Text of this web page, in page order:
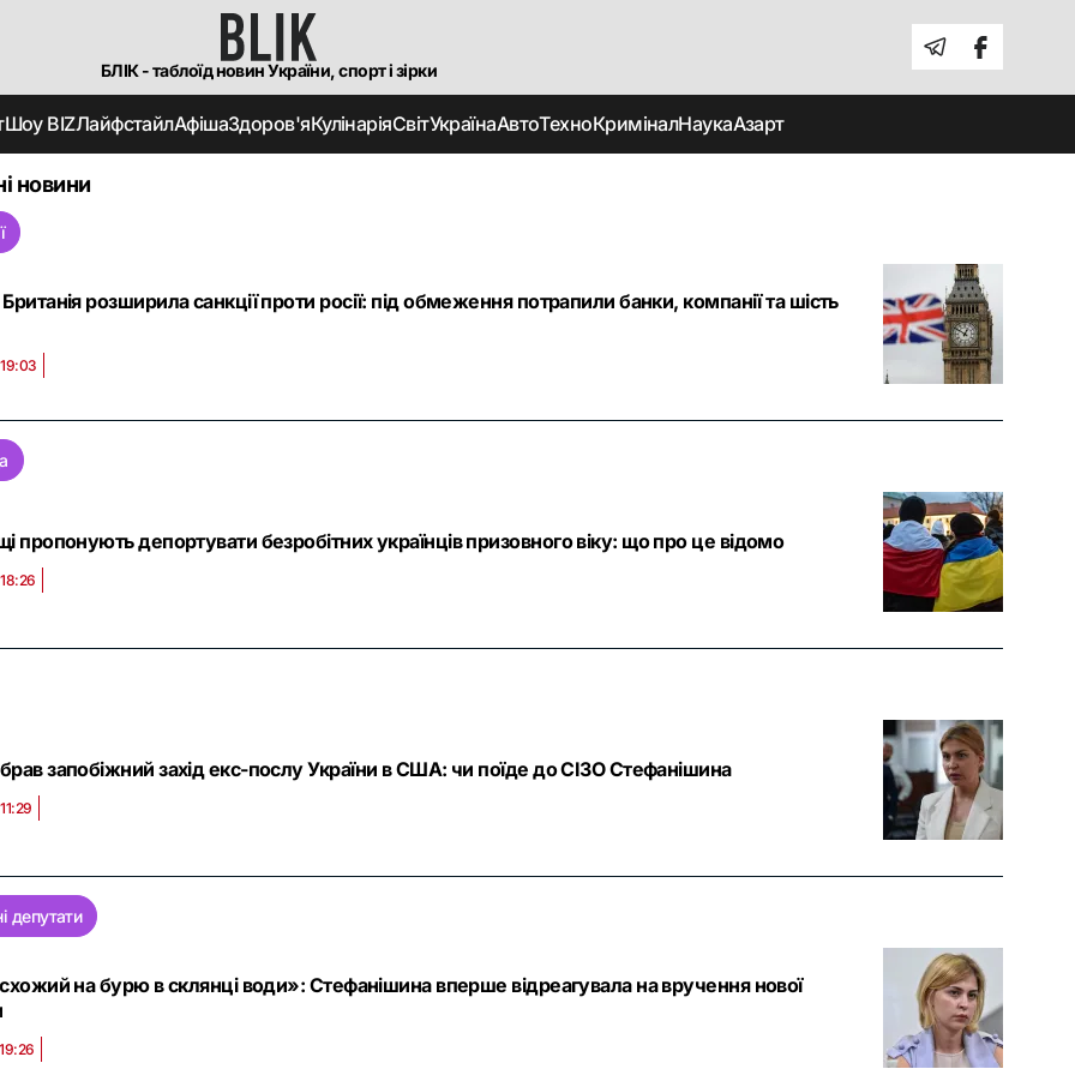
БЛІК - таблоїд новин України, спорт і зірки
Шоу BIZЛайфстайлАфішаЗдоров'яКулінаріяСвітУкраїнаАвтоТехноКриміналНаукаАзарт
новини
розширила санкції проти росії: під обмеження потрапили банки, компанії та шість
пропонують депортувати безробітних українців призовного віку: що про це відомо
запобіжний захід екс-послу України в США: чи поїде до СІЗО Стефанішина
депутати
на бурю в склянці води»: Стефанішина вперше відреагувала на вручення нової